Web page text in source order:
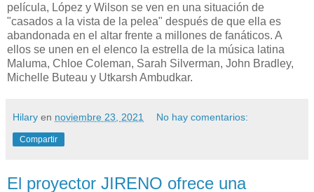
película, López y Wilson se ven en una situación de
"casados ​​a la vista de la pelea" después de que ella es
abandonada en el altar frente a millones de fanáticos. A
ellos se unen en el elenco la estrella de la música latina
Maluma, Chloe Coleman, Sarah Silverman, John Bradley,
Michelle Buteau y Utkarsh Ambudkar.
Hilary en noviembre 23, 2021 No hay comentarios:
Compartir
El proyector JIRENO ofrece una